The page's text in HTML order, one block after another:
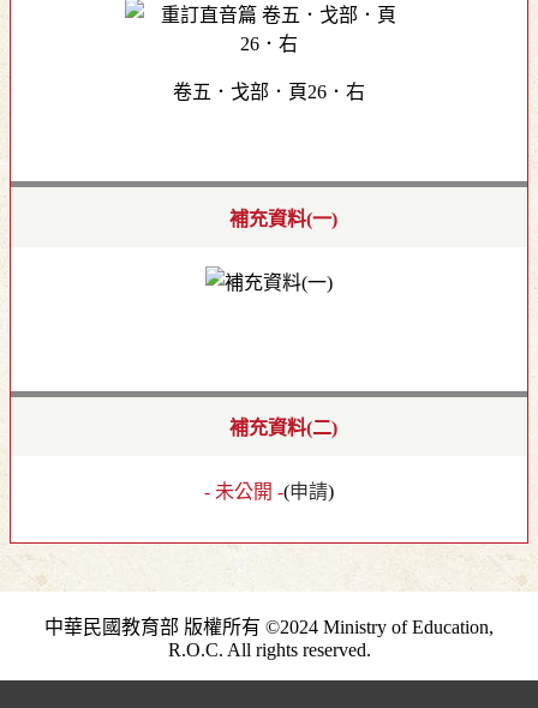
卷五．戈部．頁26．右
補充資料(一)
補充資料(二)
- 未公開 -(申請)
中華民國教育部 版權所有 ©2024 Ministry of Education,
R.O.C. All rights reserved.